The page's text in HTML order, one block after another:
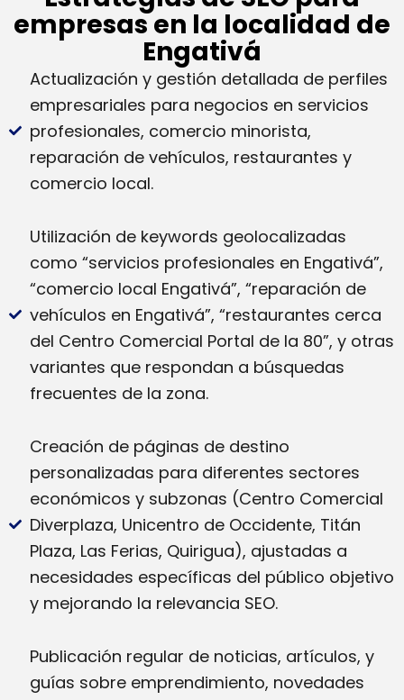
empresas en la localidad de
Engativá
Actualización y gestión detallada de perfiles
empresariales para negocios en servicios
profesionales, comercio minorista,
reparación de vehículos, restaurantes y
comercio local.
Utilización de keywords geolocalizadas
como “servicios profesionales en Engativá”,
“comercio local Engativá”, “reparación de
vehículos en Engativá”, “restaurantes cerca
del Centro Comercial Portal de la 80”, y otras
variantes que respondan a búsquedas
frecuentes de la zona.
Creación de páginas de destino
personalizadas para diferentes sectores
económicos y subzonas (Centro Comercial
Diverplaza, Unicentro de Occidente, Titán
Plaza, Las Ferias, Quirigua), ajustadas a
necesidades específicas del público objetivo
y mejorando la relevancia SEO.
Publicación regular de noticias, artículos, y
guías sobre emprendimiento, novedades